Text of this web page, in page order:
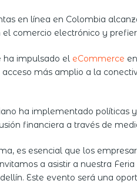
en línea en Colombia
comercio electrónico y
ha impulsado el eCommerce
más amplio a la
ha implementado políticas
financiera a través de
es esencial que los
a asistir a nuestra
Este evento será una